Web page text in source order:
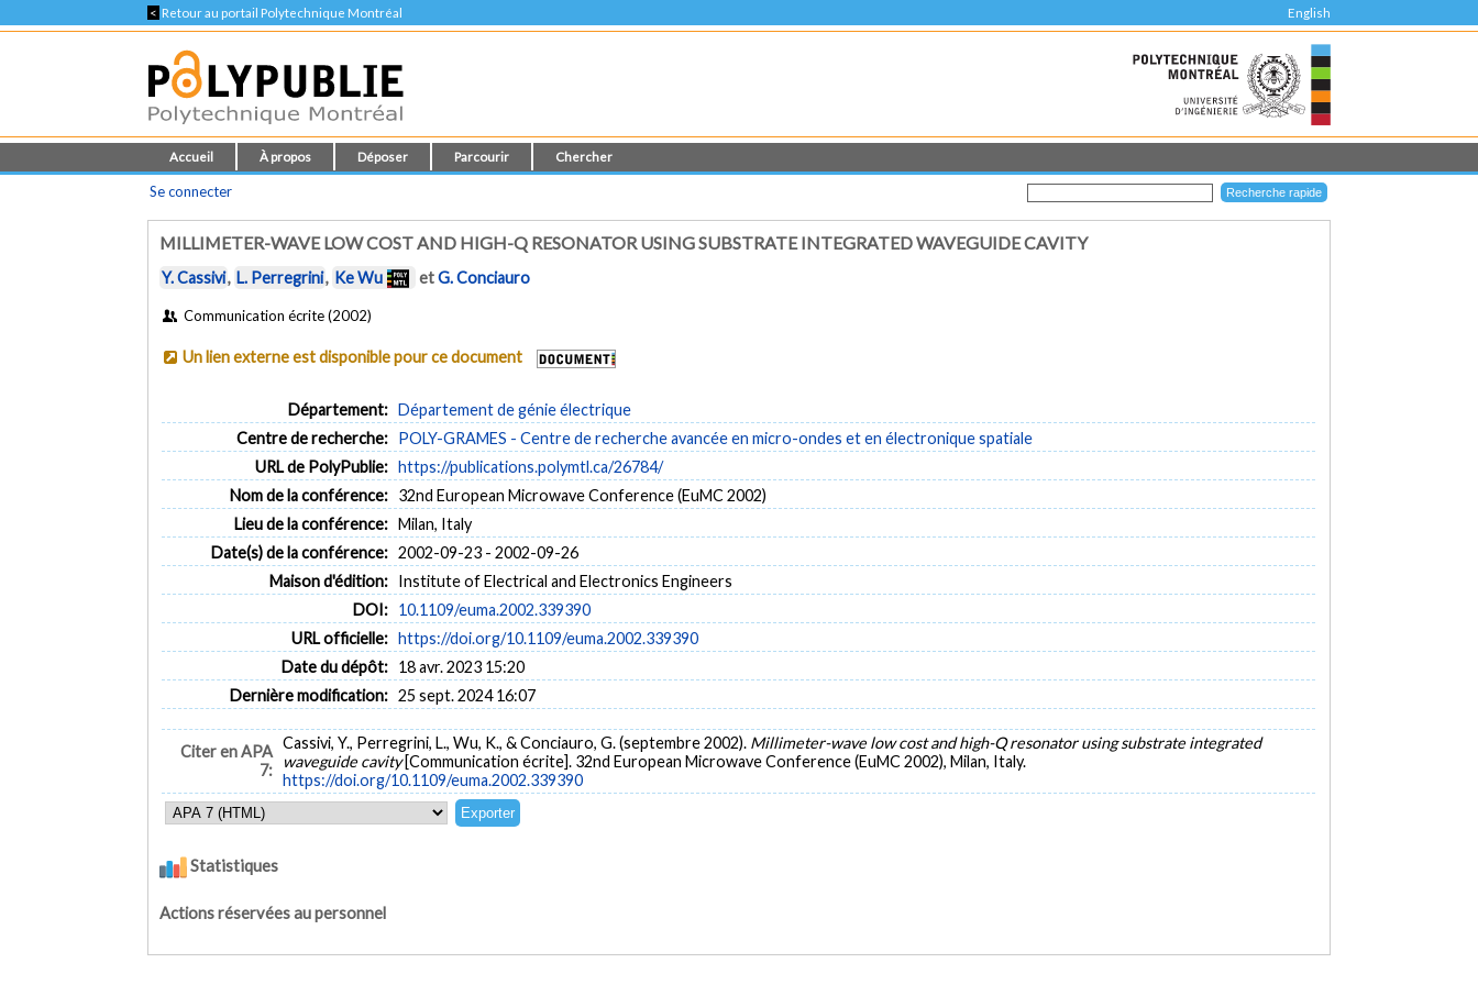
< Retour au portail Polytechnique Montréal English
Accueil À propos Déposer Parcourir Chercher
Se connecter
MILLIMETER-WAVE LOW COST AND HIGH-Q RESONATOR USING SUBSTRATE INTEGRATED WAVEGUIDE CAVITY
Y. Cassivi, L. Perregrini, Ke Wu etG. Conciauro
Communication écrite (2002)
Un lien externe est disponible pour ce document
Département: Département de génie électrique
Centre de recherche: POLY-GRAMES - Centre de recherche avancée en micro-ondes et en électronique spatiale
URL de PolyPublie: https://publications.polymtl.ca/26784/
Nom de la conférence: 32nd European Microwave Conference (EuMC 2002)
Lieu de la conférence: Milan, Italy
Date(s) de la conférence: 2002-09-23 - 2002-09-26
Maison d'édition: Institute of Electrical and Electronics Engineers
DOI: 10.1109/euma.2002.339390
URL officielle: https://doi.org/10.1109/euma.2002.339390
Date du dépôt: 18 avr. 2023 15:20
Dernière modification: 25 sept. 2024 16:07
Citer en APA
7:
Cassivi, Y., Perregrini, L., Wu, K., & Conciauro, G. (septembre 2002). Millimeter-wave low cost and high-Q resonator using substrate integrated
waveguide cavity[Communication écrite]. 32nd European Microwave Conference (EuMC 2002), Milan, Italy.
https://doi.org/10.1109/euma.2002.339390
Statistiques
Actions réservées au personnel